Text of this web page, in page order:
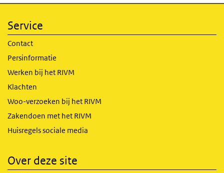
Service
Contact
Persinformatie
Werken bij het RIVM
Klachten
Woo-verzoeken bij het RIVM
Zakendoen met het RIVM
Huisregels sociale media
Over deze site